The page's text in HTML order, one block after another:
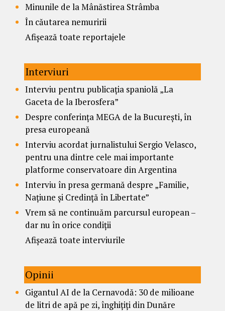
Minunile de la Mânăstirea Strâmba
În căutarea nemuririi
Afișează toate reportajele
Interviuri
Interviu pentru publicația spaniolă „La
Gaceta de la Iberosfera”
Despre conferința MEGA de la București, în
presa europeană
Interviu acordat jurnalistului Sergio Velasco,
pentru una dintre cele mai importante
platforme conservatoare din Argentina
Interviu în presa germană despre „Familie,
Națiune și Credință în Libertate”
Vrem să ne continuăm parcursul european –
dar nu în orice condiții
Afișează toate interviurile
Opinii
Gigantul AI de la Cernavodă: 30 de milioane
de litri de apă pe zi, înghițiți din Dunăre